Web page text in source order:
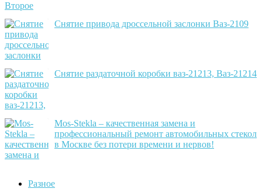
Снятие привода дроссельной заслонки Ваз-2109
Снятие раздаточной коробки ваз-21213, Ваз-21214
Mos-Stekla – качественная замена и
профессиональный ремонт автомобильных стекол
в Москве без потери времени и нервов!
Разное